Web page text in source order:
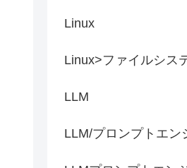
Linux
Linux>ファイルシス
LLM
LLM/プロンプトエン